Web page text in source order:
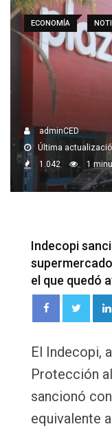
ECONOMÍA
adminCED
Última
1.042
1
Indecopi
el que quedó
El Indecopi,
Protección
sancionó
equivalente